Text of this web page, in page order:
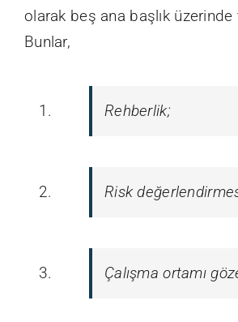
olarak beş ana başlık üzerinde
Bunlar,
Rehberlik;
Risk
Çalışma ortamı